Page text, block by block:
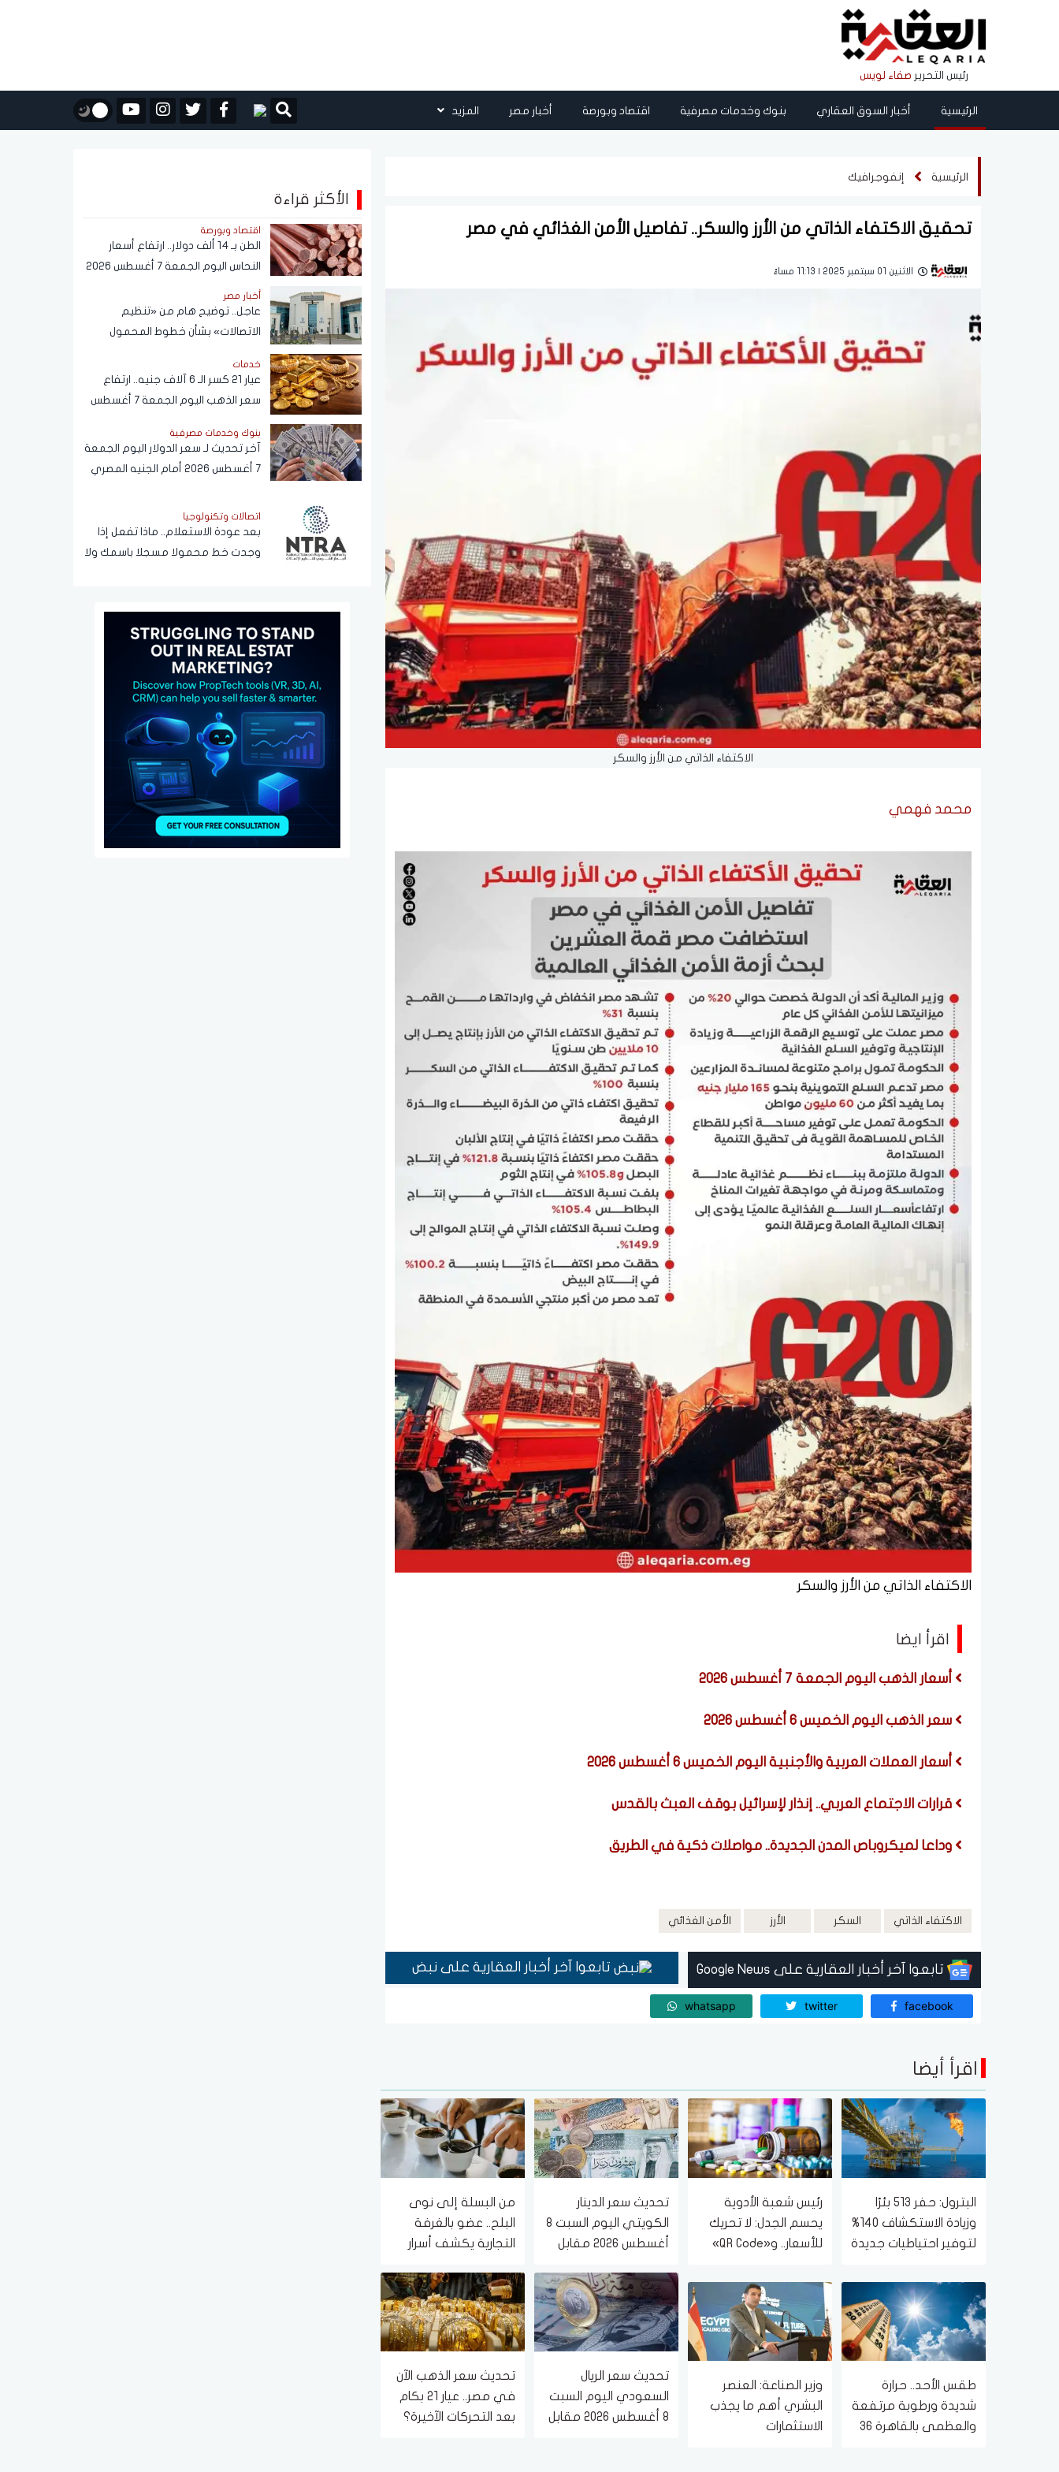
رئيس التحرير صفاء لويس
الرئيسية أخبار السوق العقاري بنوك وخدمات مصرفية اقتصاد وبورصة أخبار مصر المزيد
الرئيسية إنفوجرافيك
تحقيق الاكتفاء الذاتي من الأرز والسكر.. تفاصيل الأمن الغذائي في مصر
الاثنين 01 سبتمبر 2025 | 11:13 مساءً
الاكتفاء الذاتي من الأرز والسكر
محمد فهمي
الاكتفاء الذاتي من الأرز والسكر
اقرأ ايضا
أسعار الذهب اليوم الجمعة 7 أغسطس 2026
سعر الذهب اليوم الخميس 6 أغسطس 2026
أسعار العملات العربية والأجنبية اليوم الخميس 6 أغسطس 2026
قرارات الاجتماع العربي.. إنذار لإسرائيل بوقف العبث بالقدس
وداعا لميكروباص المدن الجديدة.. مواصلات ذكية في الطريق
الاكتفاء الذاتي السكر الأرز الأمن الغذائي
تابعوا آخر أخبار العقارية على Google News تابعوا آخر أخبار العقارية على نبض
facebook
twitter
whatsapp
اقرأ أيضا
البترول: حفر 513 بئرًا
وزيادة الاستكشاف 140%
لتوفير احتياطيات جديدة
رئيس شعبة الأدوية
يحسم الجدل: لا تحريك
للأسعار.. و«QR Code»
المغشوشة
تحديث سعر الدينار
الكويتي اليوم السبت 8
أغسطس 2026 مقابل
من البسلة إلى نوى
البلح.. عضو بالغرفة
التجارية يكشف أسرار
طقس الأحد.. حرارة
شديدة ورطوبة مرتفعة
والعظمى بالقاهرة 36
وزير الصناعة: العنصر
البشري أهم ما يجذب
الاستثمارات
تحديث سعر الريال
السعودي اليوم السبت
8 أغسطس 2026 مقابل
تحديث سعر الذهب الآن
في مصر.. عيار 21 بكام
بعد التحركات الآخيرة؟
الأكثر قراءة
اقتصاد وبورصة
الطن بـ 14 ألف دولار.. ارتفاع أسعار
النحاس اليوم الجمعة 7 أغسطس 2026
أخبار مصر
عاجل.. توضيح هام من «تنظيم
الاتصالات» بشأن خطوط المحمول
خدمات
عيار 21 كسر الـ 6 آلاف جنيه.. ارتفاع
سعر الذهب اليوم الجمعة 7 أغسطس
بنوك وخدمات مصرفية
آخر تحديث لـ سعر الدولار اليوم الجمعة
7 أغسطس 2026 أمام الجنيه المصري
اتصالات وتكنولوجيا
بعد عودة الاستعلام.. ماذا تفعل إذا
وجدت خط محمولا مسجلا باسمك ولا